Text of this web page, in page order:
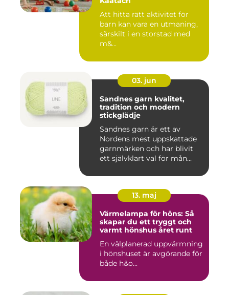
Att hitta rätt aktivitet för
barn kan vara en utmaning,
särskilt i en storstad med
m&...
03. jun
Sandnes garn kvalitet,
tradition och modern
stickglädje
Sandnes garn är ett av
Nordens mest uppskattade
garnmärken och har blivit
ett självklart val för mån...
13. maj
Värmelampa för höns: Så
skapar du ett tryggt och
varmt hönshus året runt
En välplanerad uppvärmning
i hönshuset är avgörande för
både h&o...